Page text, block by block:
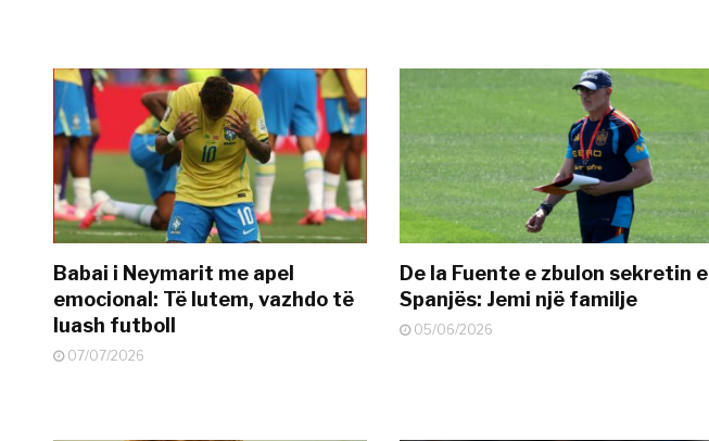
Babai i Neymarit me apel
emocional: Të lutem, vazhdo të
luash futboll
07/07/2026
De la Fuente e zbulon sekretin e
Spanjës: Jemi një familje
05/06/2026